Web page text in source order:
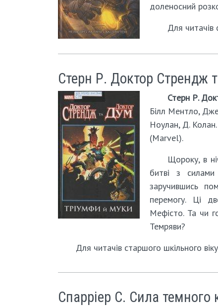
доленосний
Для читачів
Стерн Р. Доктор Стрендж
Стерн Р.
Білл Ментло,
Ноулан, Д.
(Marvel).
Щороку, в
битві з
заручившись
перемогу. Ці
Мефісто. Та чи
Темряви?
Для читачів старшого шкільного
Спарріер С. Сила темного